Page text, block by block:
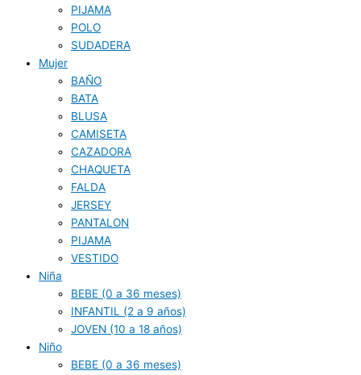
PIJAMA
POLO
SUDADERA
Mujer
BAÑO
BATA
BLUSA
CAMISETA
CAZADORA
CHAQUETA
FALDA
JERSEY
PANTALON
PIJAMA
VESTIDO
Niña
BEBE (0 a 36 meses)
INFANTIL (2 a 9 años)
JOVEN (10 a 18 años)
Niño
BEBE (0 a 36 meses)